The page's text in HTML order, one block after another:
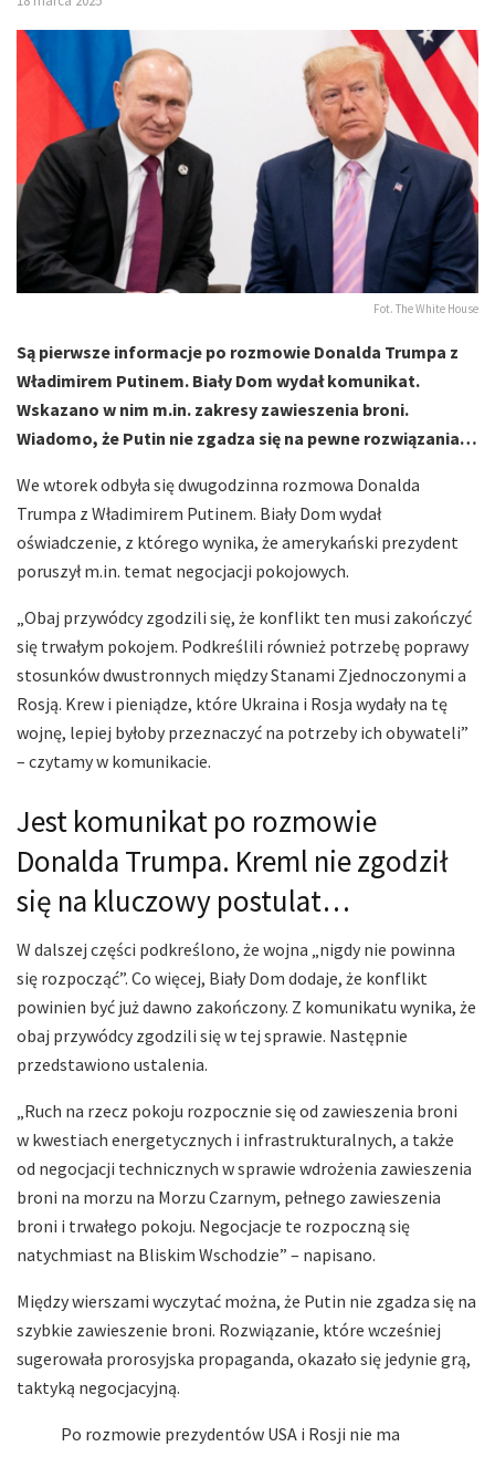
Fot. The White House
Są pierwsze informacje po rozmowie Donalda Trumpa z
Władimirem Putinem. Biały Dom wydał komunikat.
Wskazano w nim m.in. zakresy zawieszenia broni.
Wiadomo, że Putin nie zgadza się na pewne rozwiązania…
We wtorek odbyła się dwugodzinna rozmowa Donalda
Trumpa z Władimirem Putinem. Biały Dom wydał
oświadczenie, z którego wynika, że amerykański prezydent
poruszył m.in. temat negocjacji pokojowych.
„Obaj przywódcy zgodzili się, że konflikt ten musi zakończyć
się trwałym pokojem. Podkreślili również potrzebę poprawy
stosunków dwustronnych między Stanami Zjednoczonymi a
Rosją. Krew i pieniądze, które Ukraina i Rosja wydały na tę
wojnę, lepiej byłoby przeznaczyć na potrzeby ich obywateli”
– czytamy w komunikacie.
Jest komunikat po rozmowie
Donalda Trumpa. Kreml nie zgodził
się na kluczowy postulat…
W dalszej części podkreślono, że wojna „nigdy nie powinna
się rozpocząć”. Co więcej, Biały Dom dodaje, że konflikt
powinien być już dawno zakończony. Z komunikatu wynika, że
obaj przywódcy zgodzili się w tej sprawie. Następnie
przedstawiono ustalenia.
„Ruch na rzecz pokoju rozpocznie się od zawieszenia broni
w kwestiach energetycznych i infrastrukturalnych, a także
od negocjacji technicznych w sprawie wdrożenia zawieszenia
broni na morzu na Morzu Czarnym, pełnego zawieszenia
broni i trwałego pokoju. Negocjacje te rozpoczną się
natychmiast na Bliskim Wschodzie” – napisano.
Między wierszami wyczytać można, że Putin nie zgadza się na
szybkie zawieszenie broni. Rozwiązanie, które wcześniej
sugerowała prorosyjska propaganda, okazało się jedynie grą,
taktyką negocjacyjną.
Po rozmowie prezydentów USA i Rosji nie ma